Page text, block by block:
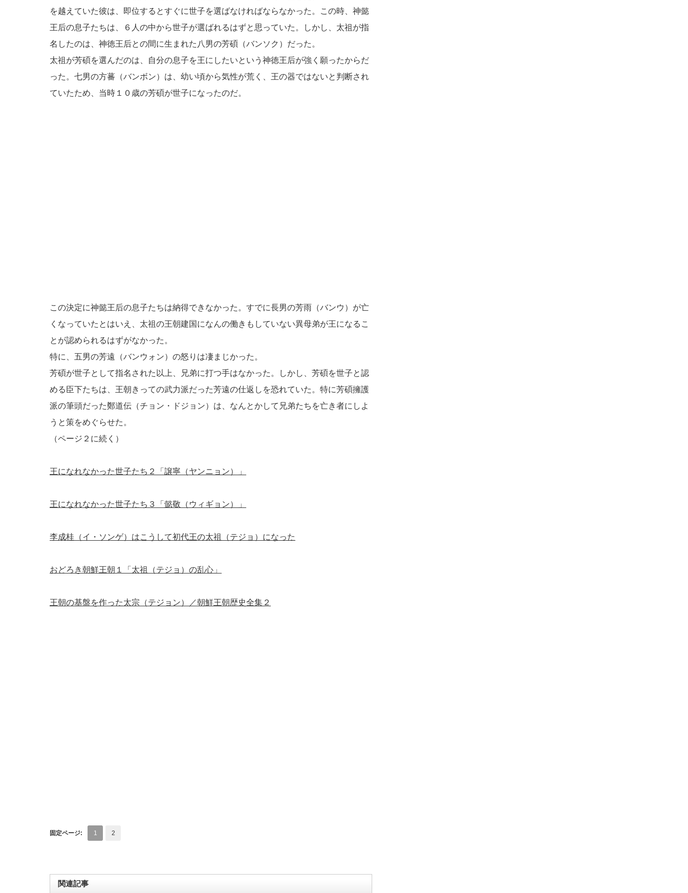
を越えていた彼は、即位するとすぐに世子を選ばなければならなかった。この時、神懿
王后の息子たちは、６人の中から世子が選ばれるはずと思っていた。しかし、太祖が指
名したのは、神徳王后との間に生まれた八男の芳碩（バンソク）だった。
太祖が芳碩を選んだのは、自分の息子を王にしたいという神徳王后が強く願ったからだ
った。七男の方蕃（バンボン）は、幼い頃から気性が荒く、王の器ではないと判断され
ていたため、当時１０歳の芳碩が世子になったのだ。
この決定に神懿王后の息子たちは納得できなかった。すでに長男の芳雨（バンウ）が亡
くなっていたとはいえ、太祖の王朝建国になんの働きもしていない異母弟が王になるこ
とが認められるはずがなかった。
特に、五男の芳遠（バンウォン）の怒りは凄まじかった。
芳碩が世子として指名された以上、兄弟に打つ手はなかった。しかし、芳碩を世子と認
める臣下たちは、王朝きっての武力派だった芳遠の仕返しを恐れていた。特に芳碩擁護
派の筆頭だった鄭道伝（チョン・ドジョン）は、なんとかして兄弟たちを亡き者にしよ
うと策をめぐらせた。
（ページ２に続く）
王になれなかった世子たち２「譲寧（ヤンニョン）」
王になれなかった世子たち３「懿敬（ウィギョン）」
李成桂（イ・ソンゲ）はこうして初代王の太祖（テジョ）になった
おどろき朝鮮王朝１「太祖（テジョ）の乱心」
王朝の基盤を作った太宗（テジョン）／朝鮮王朝歴史全集２
固定ページ: 1 2
関連記事